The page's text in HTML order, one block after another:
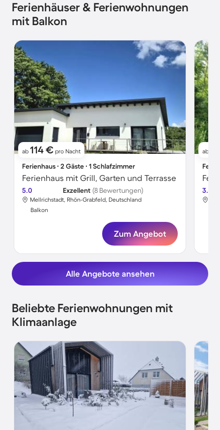
Ferienhäuser & Ferienwohnungen
mit Balkon
ab 114 € pro Nacht
Ferienhaus ∙ 2 Gäste ∙ 1 Schlafzimmer
Ferienhaus mit Grill, Garten und Terrasse
5.0 Exzellent (8 Bewertungen)
Mellrichstadt, Rhön-Grabfeld, Deutschland
Balkon
Zum Angebot
ab
3.7
Alle Angebote ansehen
Beliebte Ferienwohnungen mit
Klimaanlage